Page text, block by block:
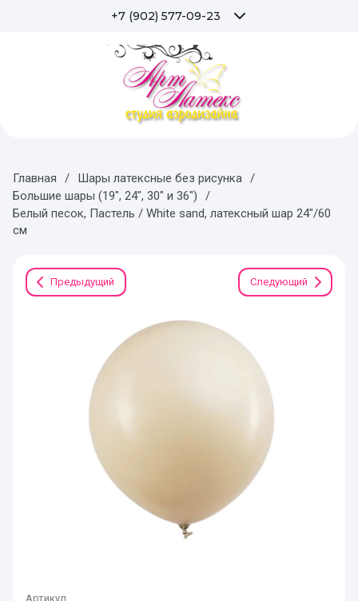
+7 (902) 577-09-23
Главная / Шары латексные без рисунка /
Большие шары (19", 24", 30" и 36")
/
Белый песок, Пастель / White sand, латексный шар 24"/60
см
Предыдущий Следующий
Артикул